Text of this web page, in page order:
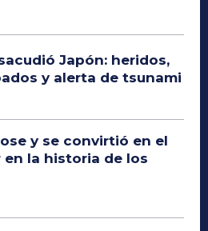
Japón: heridos,
y alerta de tsunami
y se convirtió en el
la historia de los